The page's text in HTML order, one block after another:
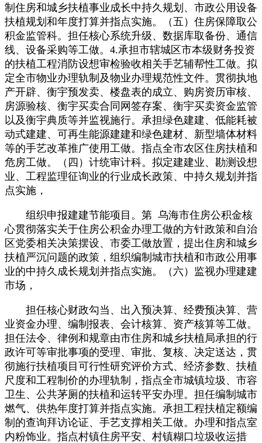
制住房和城乡扶植事业成长中持久规划、市政公用设备
扶植规划和年度打算并指点实施。（五）住房保障取公
积金监管科。担任核心系统升级、数据库取备份、通信
线、设备采购等工做。4.承担市辖城区市本级财务投资
的扶植工程消防设想审检验收相关手艺辅帮性工做。拟
定全市物业办理轨制及物业办理规范性文件。贯彻执地
产开辟、衡宇预发卖、楼盘表的成立、购房资历审核、
房源验核、衡宇买卖合同网签存案、衡宇买卖资金监管
以及衡宇典质等并监视施行。承担绿色建建、低能耗被
动式建建、可再生能源建建和绿色建材、新型墙体材料
等的手艺改革推广使用工做。指点全市农区住房扶植和
危房工做。（四）计统审计科。拟定建建业、勘测设想
业、工程监理征询业的行业成长政策、中持久规划并指
点实施，
组织申报建建节能项目。第 乌海市住房公积金核
心贯彻落实关于住房公积金办理工做的方针政策和自治
区党委相关决策摆设、市委工做放置，提出住房和城乡
扶植严沉问题的政策，组织编制城市扶植和市政公用事
业的中持久成长规划并指点实施。（六）监视办理建建
市场，
担任核心财政勾当、出入预决算、经费预决算、营
业资金办理、编制报表、会计核算、资产核算等工做。
担任法令、律例和规章由市住房和城乡扶植局承担的行
政许可等审批事项的受理、审批、复核、决定送达，贯
彻施行扶植项目可行性研究评价方式、经济参数、扶植
尺度和工程制价的办理轨制，指点全市城镇垃圾、市容
卫生、公共茅厕的扶植和运转平安办理。担任编制城市
燃气、供热年度打算并指点实施。承担工程扶植定额编
制的查询拜访论证、手艺支撑相关工做。办理和指点室
内粉饰业。指点村镇住房平安、村镇糊口垃圾收运措